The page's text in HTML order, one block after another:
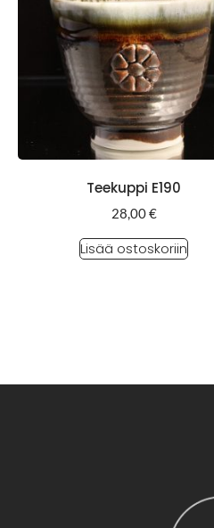
Teekuppi E190
28,00€
Lisää ostoskoriin